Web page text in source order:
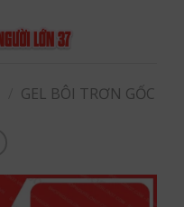
GEL BÔI TRƠN GỐC